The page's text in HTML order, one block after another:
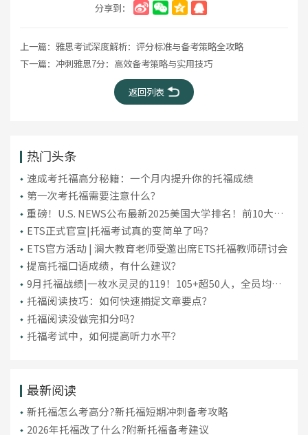
分享到：
上一篇： 雅思考试深度解析：评分标准与备考策略全攻略
下一篇： 冲刺雅思7分：高效备考策略与实用技巧
返回列表
热门头条
​速成考托福高分秘籍：一个月内提升你的托福成绩
第一次考托福需要注意什么？
重磅！U.S. NEWS公布最新2025美国大学排名！前10大洗
牌，纽大重回TOP30！
ETS正式官宣|托福考试真的变简单了吗？
ETS官方活动 | 澜大教育老师受邀出席ETS托福教师研讨会
提高托福口语成绩，有什么建议？
9月托福战绩|一枚水灵灵的119！105+超50人，全员均分
破百！
托福阅读技巧：如何快速捕捉文章要点？
托福阅读没做完扣分吗？
托福考试中，如何提高听力水平？
最新阅读
新托福怎么考高分?新托福短期冲刺备考攻略
2026年托福改了什么?附新托福备考建议